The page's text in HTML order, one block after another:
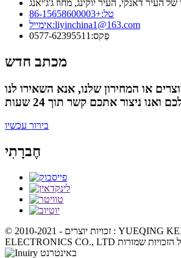
העיר דאנקי, העיר יוקינג, מחוז ג'ג'יאנג
טל:+86-15658600003
אימייל:liyinchina1@163.com
פַקס: 0577-62395511
מכתב חדש
או המחירון שלנו, אנא השאירו לנו
בירור עכשיו
חֶברָתִי
© זכויות יוצרים - 2010-2021 : YUEQING KEXUN